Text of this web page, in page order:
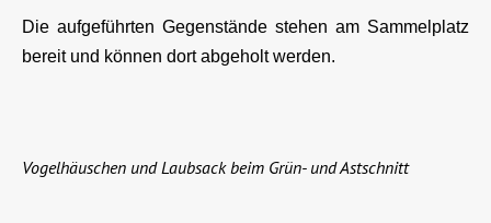
Die aufgeführten Gegenstände stehen am Sammelplatz
bereit und können dort abgeholt werden.
Vogelhäuschen und Laubsack beim Grün- und Astschnitt